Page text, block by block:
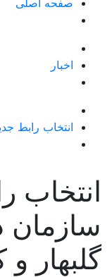
اخبار
انتخاب رابط
انتخاب
سازمان
گلبهار